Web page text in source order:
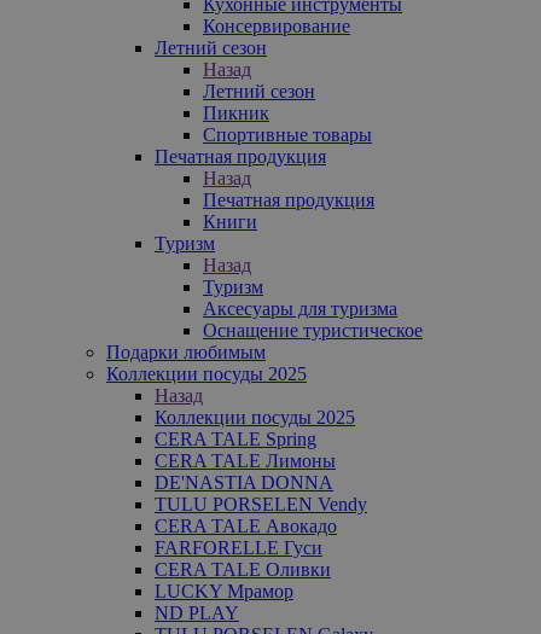
Консервирование
Летний сезон
Назад
Летний сезон
Пикник
Спортивные товары
Печатная продукция
Назад
Печатная продукция
Книги
Туризм
Назад
Туризм
Аксесуары для туризма
Оснащение туристическое
Подарки любимым
Коллекции посуды 2025
Назад
Коллекции посуды 2025
CERA TALE Spring
CERA TALE Лимоны
DE'NASTIA DONNA
TULU PORSELEN Vendy
CERA TALE Авокадо
FARFORELLE Гуси
CERA TALE Оливки
LUCKY Мрамор
ND PLAY